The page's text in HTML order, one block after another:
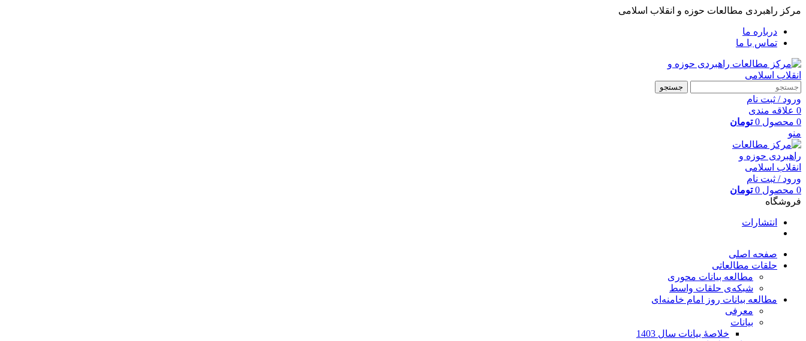
مرکز راهبردی مطالعات حوزه و انقلاب اسلامی
درباره ما
تماس با ما
جستجو
ورود / ثبت نام
0 علاقه مندی
0 محصول 0 تومان
منو
ورود / ثبت نام
0 محصول 0 تومان
فروشگاه
انتشارات
صفحه اصلی
حلقات مطالعاتی
مطالعه بیانات محوری
شبکه‌ی حلقات واسط
مطالعه بیانات روز امام خامنه‌ای
معرفی
بیانات
خلاصۀ بیانات سال 1403